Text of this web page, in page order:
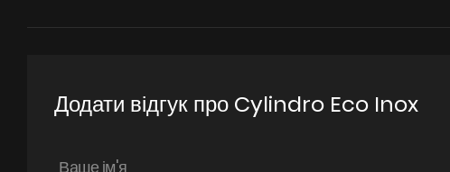
Додати відгук про Cylindro Eco Inox